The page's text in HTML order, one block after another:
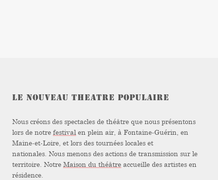
LE NOUVEAU THEATRE POPULAIRE
Nous créons des spectacles de théâtre que nous présentons
lors de notre festival en plein air, à Fontaine-Guérin, en
Maine-et-Loire, et lors des tournées locales et
nationales. Nous menons des actions de transmission sur le
territoire. Notre Maison du théâtre accueille des artistes en
résidence.